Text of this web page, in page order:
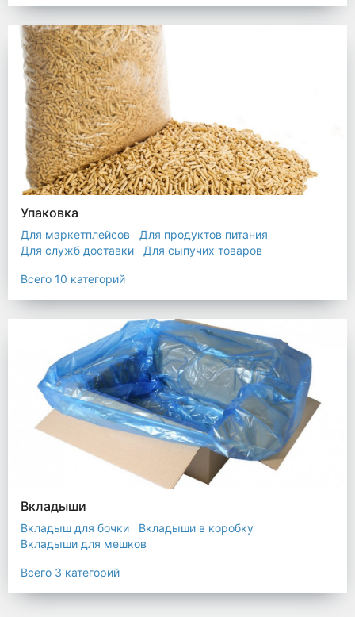
Упаковка
Для маркетплейсов
Для продуктов питания
Для служб доставки
Для сыпучих товаров
Промышленная упаковка
Прочая полиэтиленовая упаковка
Всего 10 категорий
Вкладыши
Вкладыш для бочки
Вкладыши в коробку
Вкладыши для мешков
Всего 3 категорий